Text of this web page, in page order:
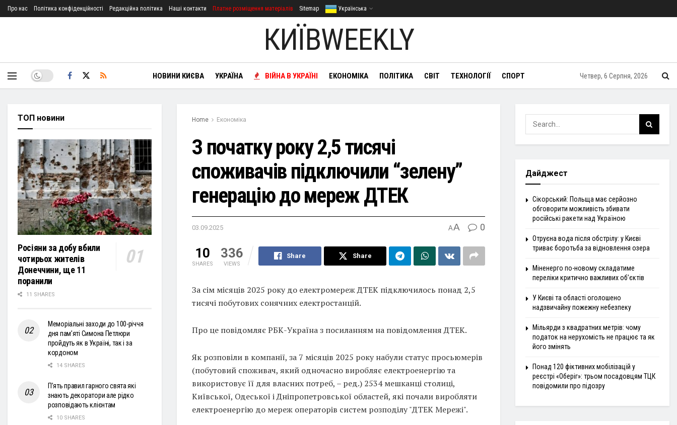
Про нас Політика конфіденційності Редакційна політика Наші контакти Платне розміщення матеріалів Sitemap Українська
КИЇВWEEKLY
НОВИНИ КИЄВА УКРАЇНА ВІЙНА В УКРАЇНІ ЕКОНОМІКА ПОЛІТИКА СВІТ ТЕХНОЛОГІЇ СПОРТ Четвер, 6 Серпня, 2026
Home Економіка
З початку року 2,5 тисячі
споживачів підключили “зелену”
генерацію до мереж ДТЕК
03.09.2025 AA 0
10
SHARES
336
VIEWS
Share Share
За сім місяців 2025 року до електромереж ДТЕК підключилось понад 2,5
тисячі побутових сонячних електростанцій.
Про це повідомляє РБК-Україна з посиланням на повідомлення ДТЕК.
Як розповіли в компанії, за 7 місяців 2025 року набули статус просьюмерів
(побутовий споживач, який одночасно виробляє електроенергію та
використовує її для власних потреб, – ред.) 2534 мешканці столиці,
Київської, Одеської і Дніпропетровської областей, які почали виробляти
електроенергію до мереж операторів систем розподілу "ДТЕК Мережі".
ТОП новини
Росіяни за добу вбили
чотирьох жителів
Донеччини, ще 11
поранили
11 SHARES
Меморіальні заходи до 100-річчя
дня пам’яті Симона Петлюри
пройдуть як в Україні, так і за
кордоном
14 SHARES
П’ять правил гарного свята які
знають декоратори але рідко
розповідають клієнтам
10 SHARES
Дайджест
Сікорський: Польща має серйозно
обговорити можливість збивати
російські ракети над Україною
Отруєна вода після обстрілу: у Києві
триває боротьба за відновлення озера
Міненерго по-новому складатиме
переліки критично важливих об’єктів
У Києві та області оголошено
надзвичайну пожежну небезпеку
Мільярди з квадратних метрів: чому
податок на нерухомість не працює та як
його змінять
Понад 120 фіктивних мобілізацій у
реєстрі «Оберіг»: трьом посадовцям ТЦК
повідомили про підозру